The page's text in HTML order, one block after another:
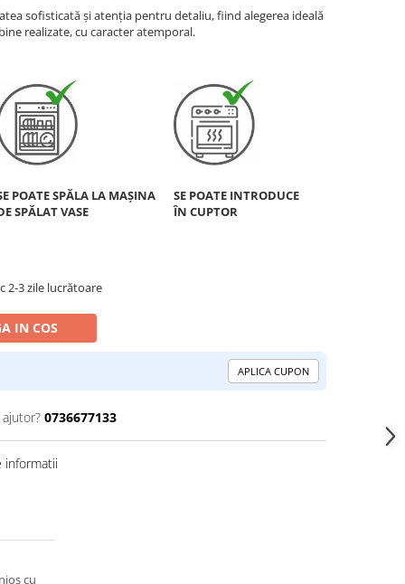
sofisticată și atenția pentru detaliu, fiind alegerea ideală
realizate, cu caracter atemporal.
POATE SPĂLA LA MAȘINA
SPĂLAT VASE
SE POATE INTRODUCE
ÎN CUPTOR
2-3 zile lucrătoare
IN COS
APLICA CUPON
0736677133
informatii
cu